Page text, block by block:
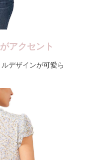
アクセント
デザインが可愛ら